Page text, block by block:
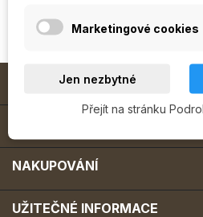
MODELÁŽ NEHTŮ
NAKUPOVÁNÍ
UŽITEČNÉ INFORMACE
Marketingové cookies
Jen nezbytné
Přejít na stránku